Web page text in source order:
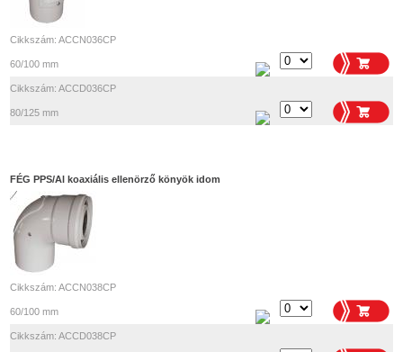
Cikkszám: ACCN036CP
60/100 mm
Cikkszám: ACCD036CP
80/125 mm
FÉG PPS/Al koaxiális ellenörző könyök idom
Cikkszám: ACCN038CP
60/100 mm
Cikkszám: ACCD038CP